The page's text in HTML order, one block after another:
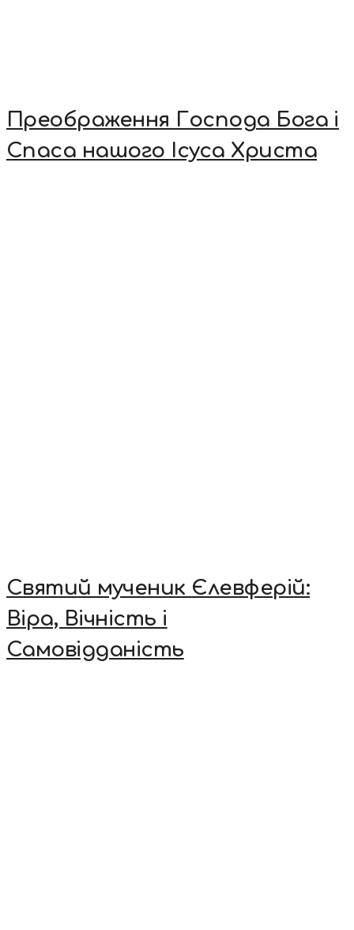
Преображення Господа Бога і
Спаса нашого Ісуса Христа
Святий мученик Єлевферій:
Віра, Вічність і
Самовідданість